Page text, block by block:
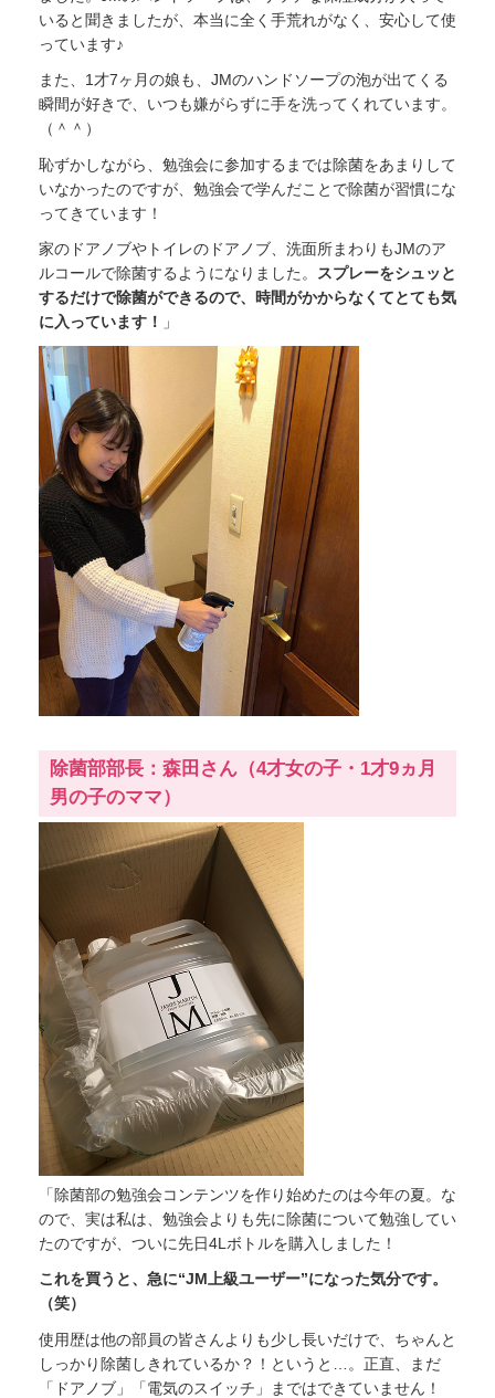
いると聞きましたが、本当に全く手荒れがなく、安心して使
っています♪
また、1才7ヶ月の娘も、JMのハンドソープの泡が出てくる
瞬間が好きで、いつも嫌がらずに手を洗ってくれています。
（＾＾）
恥ずかしながら、勉強会に参加するまでは除菌をあまりして
いなかったのですが、勉強会で学んだことで除菌が習慣にな
ってきています！
家のドアノブやトイレのドアノブ、洗面所まわりもJMのア
ルコールで除菌するようになりました。
スプレーをシュッと
するだけで除菌ができるので、時間がかからなくてとても気
に入っています！
」
除菌部部長：森田さん（4才女の子・1才9ヵ月
男の子のママ）
「除菌部の勉強会コンテンツを作り始めたのは今年の夏。な
ので、実は私は、勉強会よりも先に除菌について勉強してい
たのですが、ついに先日4Lボトルを購入しました！
これを買うと、急に“JM上級ユーザー”になった気分です。
（笑）
使用歴は他の部員の皆さんよりも少し長いだけで、ちゃんと
しっかり除菌しきれているか？！というと…。正直、まだ
「ドアノブ」「電気のスイッチ」まではできていません！